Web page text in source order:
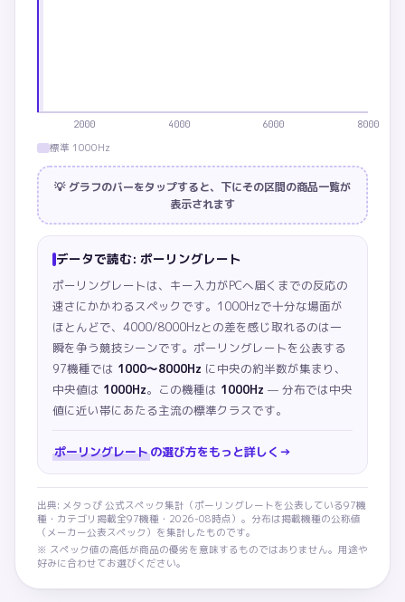
2000 4000 6000
8000
標準 1000Hz
💡 グラフのバーをタップすると、下にその区間の商品一覧が
表示されます
データで読む: ポーリングレート
ポーリングレートは、キー入力がPCへ届くまでの反応の
速さにかかわるスペックです。1000Hzで十分な場面が
ほとんどで、4000/8000Hzとの差を感じ取れるのは一
瞬を争う競技シーンです。 ポーリングレートを公表する
97機種では 1000〜8000Hz に中央の約半数が集まり、
中央値は 1000Hz。この機種は 1000Hz — 分布では中央
値に近い帯にあたる主流の標準クラスです。
ポーリングレートの選び方をもっと詳しく →
出典: メタっぴ 公式スペック集計（ ポーリングレートを公表している97機
種・カテゴリ掲載全97機種・ 2026-08時点）。分布は掲載機種の公称値
（メーカー公表スペック）を集計したものです。
※ スペック値の高低が商品の優劣を意味するものではありません。用途や
好みに合わせてお選びください。